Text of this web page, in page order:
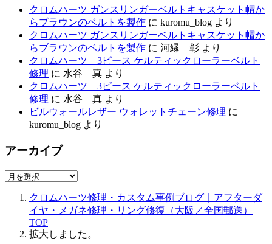
クロムハーツ ガンスリンガーベルトキャスケット帽か
らブラウンのベルトを製作 に kuromu_blog より
クロムハーツ ガンスリンガーベルトキャスケット帽か
らブラウンのベルトを製作 に 河縁 彰 より
クロムハーツ 3ピース ケルティックローラーベルト
修理 に 水谷 真 より
クロムハーツ 3ピース ケルティックローラーベルト
修理 に 水谷 真 より
ビルウォールレザー ウォレットチェーン修理 に
kuromu_blog より
アーカイブ
ア
クロムハーツ修理・カスタム事例ブログ｜アフターダ
イヤ・メガネ修理・リング修復（大阪／全国郵送）
TOP
拡大しました。